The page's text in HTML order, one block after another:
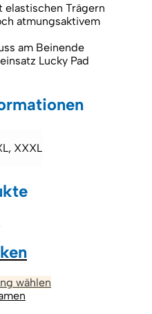
elastischen Trägern
atmungsaktivem
am Beinende
Lucky Pad
XXXL
wählen